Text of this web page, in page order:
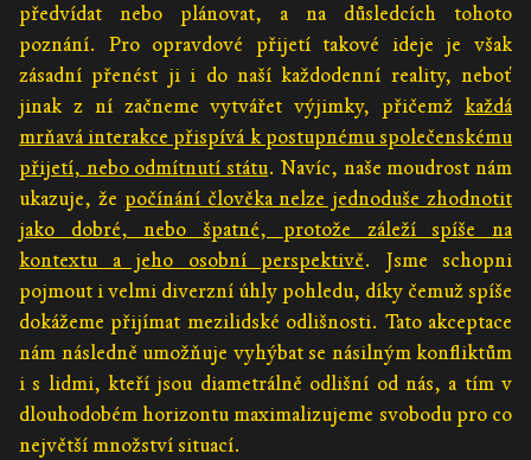
předvídat nebo plánovat, a na důsledcích tohoto
poznání. Pro opravdové přijetí takové ideje je však
zásadní přenést ji i do naší každodenní reality, neboť
jinak z ní začneme vytvářet výjimky, přičemž každá
mrňavá interakce přispívá k postupnému společenskému
přijetí, nebo odmítnutí státu. Navíc, naše moudrost nám
ukazuje, že počínání člověka nelze jednoduše zhodnotit
jako dobré, nebo špatné, protože záleží spíše na
kontextu a jeho osobní perspektivě. Jsme schopni
pojmout i velmi diverzní úhly pohledu, díky čemuž spíše
dokážeme přijímat mezilidské odlišnosti. Tato akceptace
nám následně umožňuje vyhýbat se násilným konfliktům
i s lidmi, kteří jsou diametrálně odlišní od nás, a tím v
dlouhodobém horizontu maximalizujeme svobodu pro co
největší množství situací.